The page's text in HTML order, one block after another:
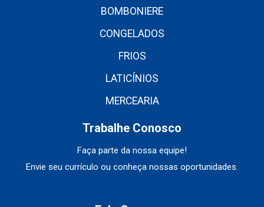
BOMBONIERE
CONGELADOS
FRIOS
LATICÍNIOS
MERCEARIA
Trabalhe Conosco
Faça parte da nossa equipe!
Envie seu currículo ou conheça nossas oportunidades.